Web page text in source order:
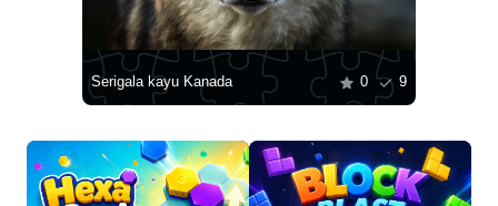
Serigala kayu Kanada 0 9